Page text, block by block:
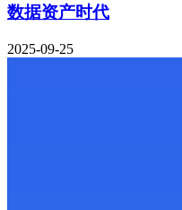
数据资产时代
2025-09-25